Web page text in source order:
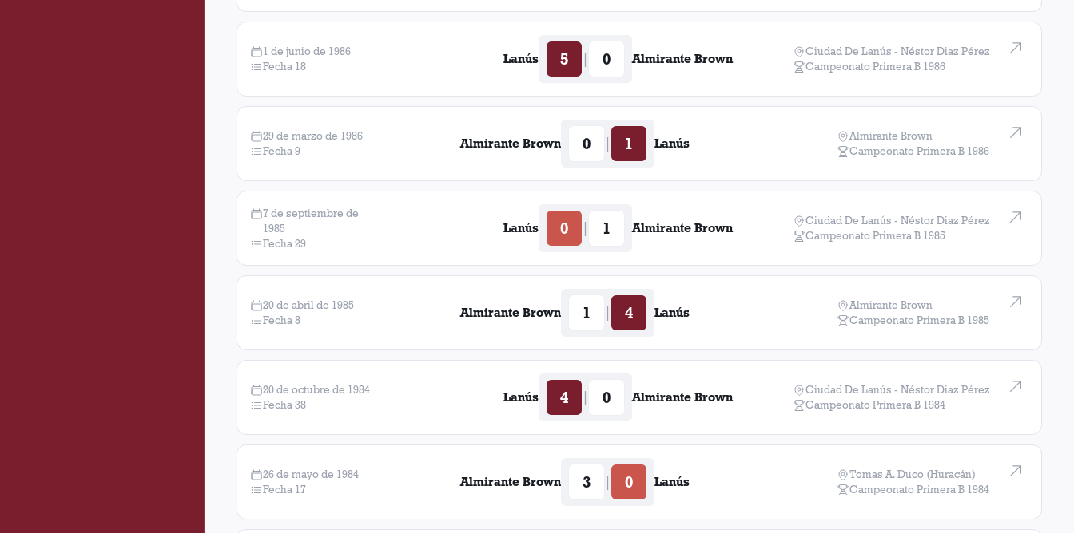
1 de junio de 1986
Fecha 18
Lanús 5 0 Almirante Brown
Ciudad De Lanús - Néstor Diaz Pérez
Campeonato Primera B 1986
29 de marzo de 1986
Fecha 9
Almirante Brown 0 1 Lanús
Almirante Brown
Campeonato Primera B 1986
7 de septiembre de
1985
Fecha 29
Lanús 0 1 Almirante Brown
Ciudad De Lanús - Néstor Diaz Pérez
Campeonato Primera B 1985
20 de abril de 1985
Fecha 8
Almirante Brown 1 4 Lanús
Almirante Brown
Campeonato Primera B 1985
20 de octubre de 1984
Fecha 38
Lanús 4 0 Almirante Brown
Ciudad De Lanús - Néstor Diaz Pérez
Campeonato Primera B 1984
26 de mayo de 1984
Fecha 17
Almirante Brown 3 0 Lanús
Tomas A. Duco (Huracán)
Campeonato Primera B 1984